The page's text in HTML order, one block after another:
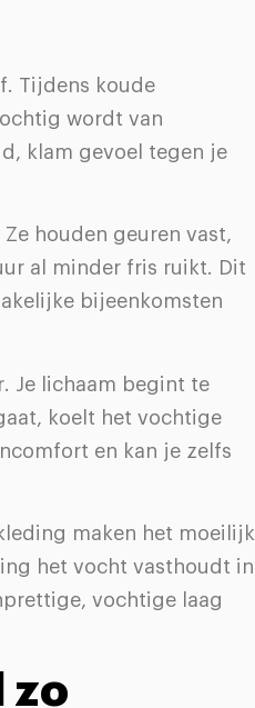
Tijdens koude
wordt van
klam gevoel tegen je
houden geuren vast,
al minder fris ruikt. Dit
bijeenkomsten
Je lichaam begint te
koelt het vochtige
en kan je zelfs
maken het moeilijk
het vocht vasthoudt in
vochtige laag
zo